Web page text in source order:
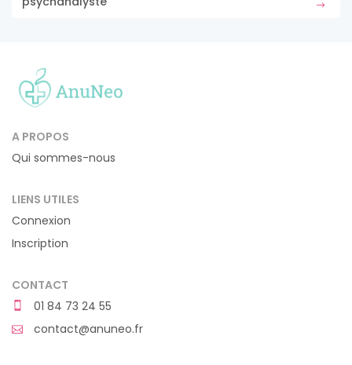
A PROPOS
Qui sommes-nous
LIENS UTILES
Connexion
Inscription
CONTACT
01 84 73 24 55
contact@anuneo.fr